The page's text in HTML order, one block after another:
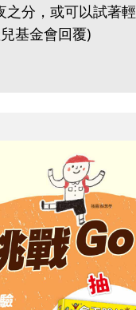
之分，或可以試著
基金會回覆)